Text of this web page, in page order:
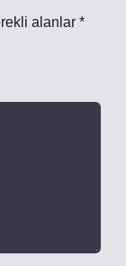
alanlar *